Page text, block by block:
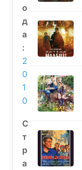
о
д
а
:
2
0
1
0
С
т
р
а